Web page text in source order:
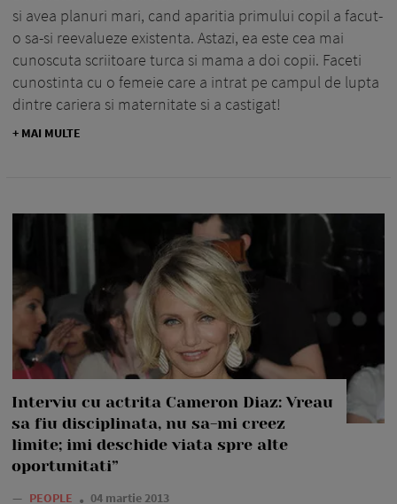
si avea planuri mari, cand aparitia primului copil a facut-
o sa-si reevalueze existenta. Astazi, ea este cea mai
cunoscuta scriitoare turca si mama a doi copii. Faceti
cunostinta cu o femeie care a intrat pe campul de lupta
dintre cariera si maternitate si a castigat!
+ MAI MULTE
Interviu cu actrita Cameron Diaz: Vreau
sa fiu disciplinata, nu sa-mi creez
limite; imi deschide viata spre alte
oportunitati”
— PEOPLE 04 martie 2013